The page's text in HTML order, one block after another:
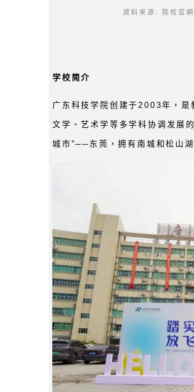
資料來源: 院校官
学校简介
广东科技学院创建于2003年，是
文学、艺术学等多学科协调发展
城市”──东莞，拥有南城和松山